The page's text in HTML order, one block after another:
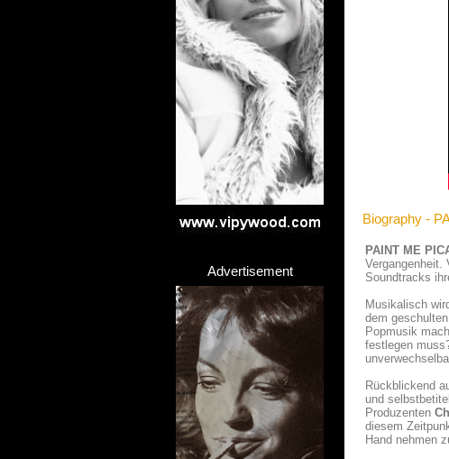
Advertisement
Biography -
PAINT ME
Vergangenheit.
Soundtracks
Musikalisch
dem
Popmusik
festlegen
Rückblickend
und
Produzenten
diesem
Hand nehmen